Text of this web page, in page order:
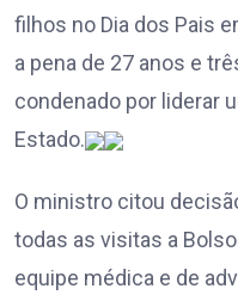
filhos no Dia dos Pais
a pena de 27 anos e
condenado por liderar
Estado.
O ministro citou
todas as visitas a
equipe médica e de